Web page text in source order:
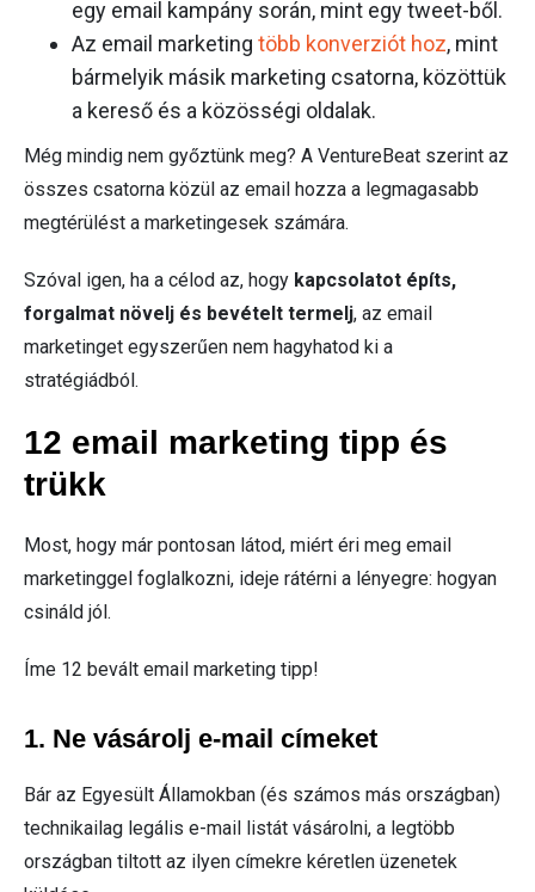
egy email kampány során, mint egy tweet-ből.
Az email marketing több konverziót hoz, mint
bármelyik másik marketing csatorna, közöttük
a kereső és a közösségi oldalak.
Még mindig nem győztünk meg? A VentureBeat szerint az
összes csatorna közül az email hozza a legmagasabb
megtérülést a marketingesek számára.
Szóval igen, ha a célod az, hogy kapcsolatot építs,
forgalmat növelj és bevételt termelj, az email
marketinget egyszerűen nem hagyhatod ki a
stratégiádból.
12 email marketing tipp és
trükk
Most, hogy már pontosan látod, miért éri meg email
marketinggel foglalkozni, ideje rátérni a lényegre: hogyan
csináld jól.
Íme 12 bevált email marketing tipp!
1. Ne vásárolj e-mail címeket
Bár az Egyesült Államokban (és számos más országban)
technikailag legális e-mail listát vásárolni, a legtöbb
országban tiltott az ilyen címekre kéretlen üzenetek